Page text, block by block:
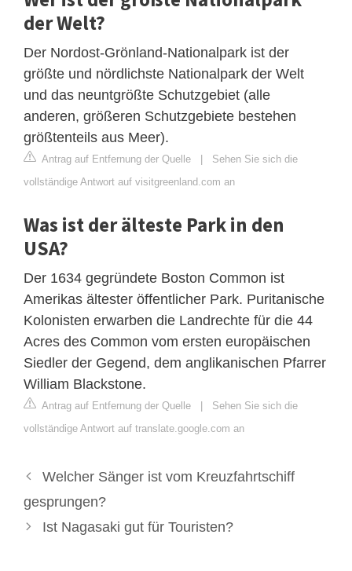
der Welt?
Der Nordost-Grönland-Nationalpark ist der
größte und nördlichste Nationalpark der Welt
und das neuntgrößte Schutzgebiet (alle
anderen, größeren Schutzgebiete bestehen
größtenteils aus Meer).
Antrag auf Entfernung der Quelle | Sehen Sie sich die
vollständige Antwort auf visitgreenland.com an
Was ist der älteste Park in den
USA?
Der 1634 gegründete Boston Common ist
Amerikas ältester öffentlicher Park. Puritanische
Kolonisten erwarben die Landrechte für die 44
Acres des Common vom ersten europäischen
Siedler der Gegend, dem anglikanischen Pfarrer
William Blackstone.
Antrag auf Entfernung der Quelle | Sehen Sie sich die
vollständige Antwort auf translate.google.com an
Welcher Sänger ist vom Kreuzfahrtschiff
gesprungen?
Ist Nagasaki gut für Touristen?